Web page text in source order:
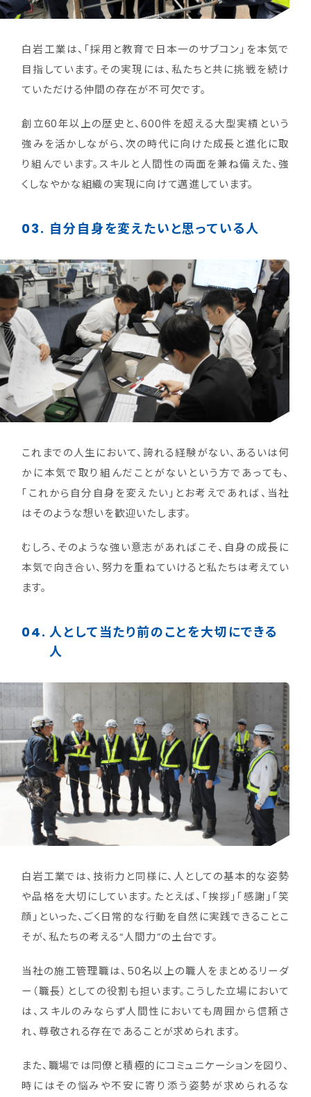
白岩工業は、「採用と教育で日本一のサブコン」を本気で
目指しています。その実現には、私たちと共に挑戦を続け
ていただける仲間の存在が不可欠です。
創立60年以上の歴史と、600件を超える大型実績という
強みを活かしながら、次の時代に向けた成長と進化に取
り組んでいます。スキルと人間性の両面を兼ね備えた、強
くしなやかな組織の実現に向けて邁進しています。
03. 自分自身を変えたいと思っている人
これまでの人生において、誇れる経験がない、あるいは何
かに本気で取り組んだことがないという方であっても、
「これから自分自身を変えたい」とお考えであれば、当社
はそのような想いを歓迎いたします。
むしろ、そのような強い意志があればこそ、自身の成長に
本気で向き合い、努力を重ねていけると私たちは考えてい
ます。
04. 人として当たり前のことを大切にできる
人
白岩工業では、技術力と同様に、人としての基本的な姿勢
や品格を大切にしています。たとえば、「挨拶」「感謝」「笑
顔」といった、ごく日常的な行動を自然に実践できることこ
そが、私たちの考える“人間力”の土台です。
当社の施工管理職は、50名以上の職人をまとめるリーダ
ー（職長）としての役割も担います。こうした立場において
は、スキルのみならず人間性においても周囲から信頼さ
れ、尊敬される存在であることが求められます。
また、職場では同僚と積極的にコミュニケーションを図り、
時にはその悩みや不安に寄り添う姿勢が求められるな